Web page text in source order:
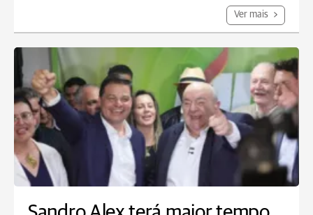
Ver mais